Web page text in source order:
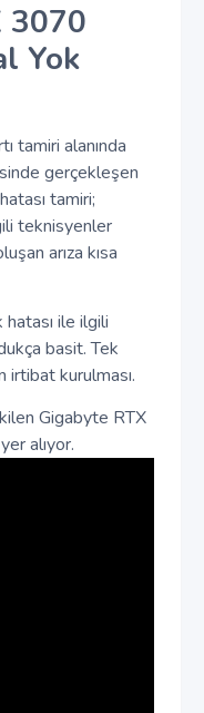
3070
Yok
tamiri alanında
gerçekleşen
tamiri;
teknisyenler
arıza kısa
ile ilgili
basit. Tek
irtibat kurulması.
Gigabyte RTX
alıyor.